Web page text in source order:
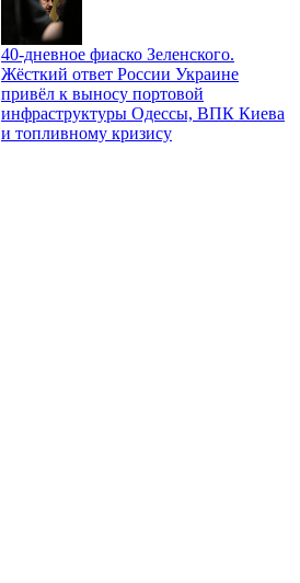
40-дневное фиаско Зеленского.
Жёсткий ответ России Украине
привёл к выносу портовой
инфраструктуры Одессы, ВПК Киева
и топливному кризису